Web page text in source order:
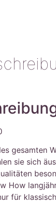
gesamten
sie sich
How
für